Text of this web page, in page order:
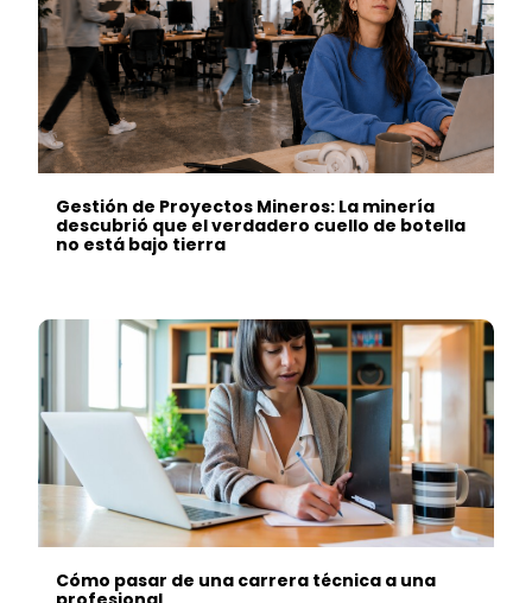
Gestión de Proyectos Mineros: La minería
descubrió que el verdadero cuello de botella
no está bajo tierra
Cómo pasar de una carrera técnica a una